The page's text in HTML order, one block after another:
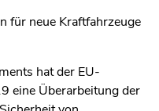
für neue Kraftfahrzeuge
hat der EU-
eine Überarbeitung der